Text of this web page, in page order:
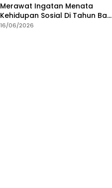
Merawat Ingatan Menata
Kehidupan Sosial Di Tahun Baru
Islam
16/06/2026